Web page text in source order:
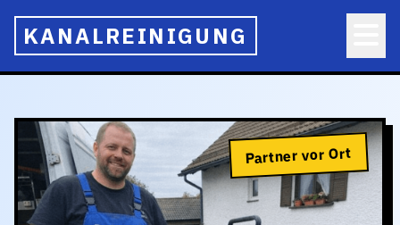
KANALREINIGUNG
Partner vor Ort